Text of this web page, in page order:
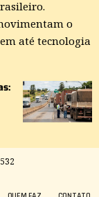
o
até tecnologia